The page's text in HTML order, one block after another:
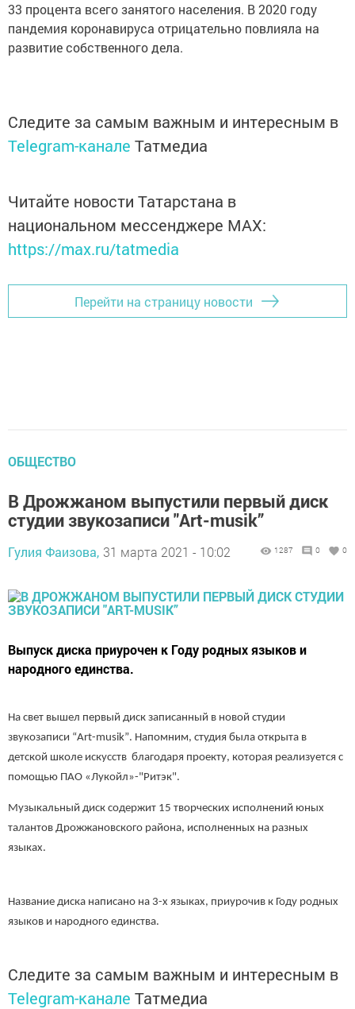
33 процента всего занятого населения. В 2020 году
пандемия коронавируса отрицательно повлияла на
развитие собственного дела.
Следите за самым важным и интересным в
Telegram-канале Татмедиа
Читайте новости Татарстана в
национальном мессенджере MАХ:
https://max.ru/tatmedia
Перейти на страницу новости
ОБЩЕСТВО
В Дрожжаном выпустили первый диск
студии звукозаписи "Art-musik”
Гулия Фаизова, 31 марта 2021 - 10:02 1287 0 0
Выпуск диска приурочен к Году родных языков и
народного единства.
На свет вышел первый диск записанный в новой студии
звукозаписи “Art-musik”. Напомним, студия была открыта в
детской школе искусств благодаря проекту, которая реализуется с
помощью ПАО «Лукойл»-"Ритэк".
Музыкальный диск содержит 15 творческих исполнений юных
талантов Дрожжановского района, исполненных на разных
языках.
Название диска написано на 3-х языках, приурочив к Году родных
языков и народного единства.
Следите за самым важным и интересным в
Telegram-канале Татмедиа